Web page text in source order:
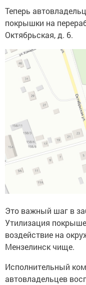
Теперь
покрышки на
Октябрьская, д. 6.
Это важный шаг в
Утилизация
воздействие на
Мензелинск чище.
Исполнительный
автовладельцев